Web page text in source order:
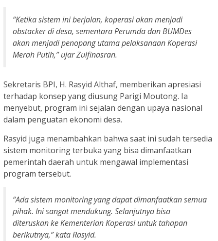
“Ketika sistem ini berjalan, koperasi akan menjadi
obstackerdi desa, sementara Perumda dan BUMDes
akan menjadi penopang utama pelaksanaan Koperasi
Merah Putih,” ujar Zulfinasran.
Sekretaris BPI, H. Rasyid Althaf, memberikan apresiasi
terhadap konsep yang diusung Parigi Moutong. Ia
menyebut, program ini sejalan dengan upaya nasional
dalam penguatan ekonomi desa.
Rasyid juga menambahkan bahwa saat ini sudah tersedia
sistem monitoring terbuka yang bisa dimanfaatkan
pemerintah daerah untuk mengawal implementasi
program tersebut.
“Ada sistem monitoring yang dapat dimanfaatkan semua
pihak. Ini sangat mendukung. Selanjutnya bisa
diteruskan ke Kementerian Koperasi untuk tahapan
berikutnya,” kata Rasyid.